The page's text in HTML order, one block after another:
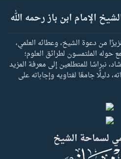
الإمام ابن باز رحمه الله
من دعوة الشيخ، وعطائه العلمي،
حوله الملتمسون لطرائق العلوم؛
نبراسًا للمتطلعين إلى معرفة المزيد
جامعًا لفتاويه وإجاباته على
لسماحة الشيخ